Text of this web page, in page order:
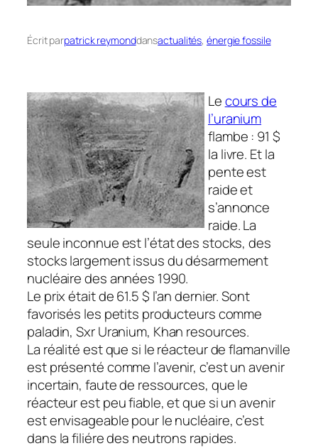
Écrit parpatrick reymonddansactualités, énergie fossile
Lecours de
l’uranium
flambe : 91 $
la livre. Et la
pente est
raide et
s’annonce
raide. La
seule inconnue est l’état des stocks, des
stocks largement issus du désarmement
nucléaire des années 1990.
Le prix était de 61.5 $ l’an dernier. Sont
favorisés les petits producteurs comme
paladin, Sxr Uranium, Khan resources.
La réalité est que si le réacteur de flamanville
est présenté comme l’avenir, c’est un avenir
incertain, faute de ressources, que le
réacteur est peu fiable, et que si un avenir
est envisageable pour le nucléaire, c’est
dans la filiére des neutrons rapides.